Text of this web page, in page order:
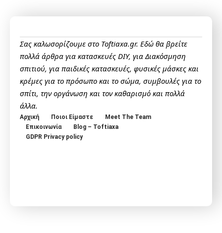
Σας καλωσορίζουμε στο Toftiaxa.gr. Εδώ θα βρείτε
πολλά άρθρα για κατασκευές DIY, για Διακόσμηση
σπιτιού, για παιδικές κατασκευές, φυσικές μάσκες και
κρέμες για το πρόσωπο και το σώμα, συμβουλές για το
σπίτι, την οργάνωση και τον καθαρισμό και πολλά
άλλα.
Αρχική Ποιοι Είμαστε
Meet The Team
Επικοινωνία
Blog – Toftiaxa
GDPR Privacy policy